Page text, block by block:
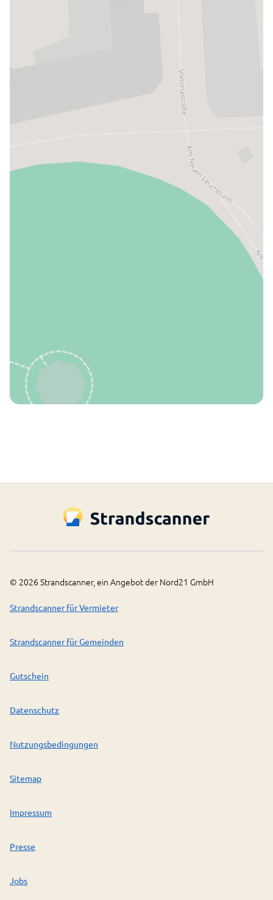
© 2026 Strandscanner, ein Angebot der Nord21 GmbH
Strandscanner für Vermieter
Strandscanner für Gemeinden
Gutschein
Datenschutz
Nutzungsbedingungen
Sitemap
Impressum
Presse
Jobs